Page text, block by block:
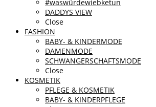
#waswürdewiebketun
DADDYS VIEW
Close
FASHION
BABY- & KINDERMODE
DAMENMODE
SCHWANGERSCHAFTSMODE
Close
KOSMETIK
PFLEGE & KOSMETIK
BABY- & KINDERPFLEGE